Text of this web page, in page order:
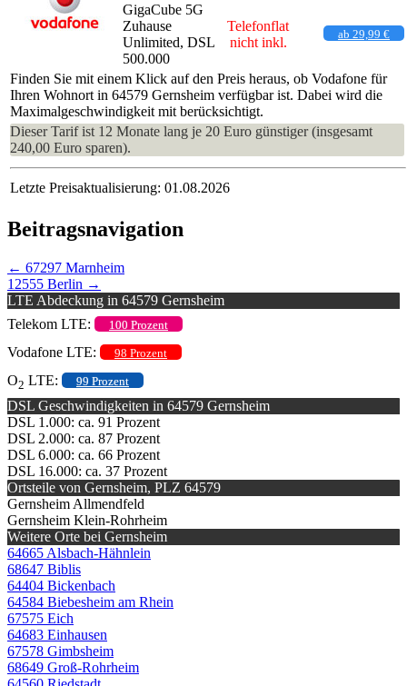
GigaCube 5G
Zuhause
Unlimited, DSL
500.000
Telefonflat
nicht inkl.
ab 29,99 €
Finden Sie mit einem Klick auf den Preis heraus, ob Vodafone für
Ihren Wohnort in 64579 Gernsheim verfügbar ist. Dabei wird die
Maximalgeschwindigkeit mit berücksichtigt.
Dieser Tarif ist 12 Monate lang je 20 Euro günstiger (insgesamt
240,00 Euro sparen).
Letzte Preisaktualisierung: 01.08.2026
Beitragsnavigation
← 67297 Marnheim
12555 Berlin →
LTE Abdeckung in 64579 Gernsheim
Telekom LTE:
100 Prozent
Vodafone LTE: 98 Prozent
O2 LTE: 99 Prozent
DSL Geschwindigkeiten in 64579 Gernsheim
DSL 1.000: ca. 91 Prozent
DSL 2.000: ca. 87 Prozent
DSL 6.000: ca. 66 Prozent
DSL 16.000: ca. 37 Prozent
Ortsteile von Gernsheim, PLZ 64579
Gernsheim Allmendfeld
Gernsheim Klein-Rohrheim
Weitere Orte bei Gernsheim
64665 Alsbach-Hähnlein
68647 Biblis
64404 Bickenbach
64584 Biebesheim am Rhein
67575 Eich
64683 Einhausen
67578 Gimbsheim
68649 Groß-Rohrheim